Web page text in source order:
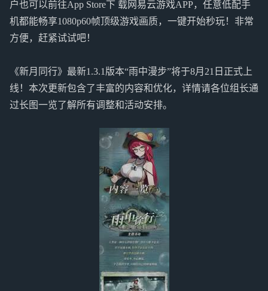
户也可以前往App Store下 载网易云游戏APP，任意低配手
机都能畅享1080p60帧顶级游戏画质，一键开始秒玩！非常
方便，赶紧试试吧！
《新月同行》最新1.3.1版本“雨中漫步”将于8月21日正式上
线！本次更新包含了丰富的内容和优化，详情请各位组长通
过长图一览了解所有调整和活动安排。